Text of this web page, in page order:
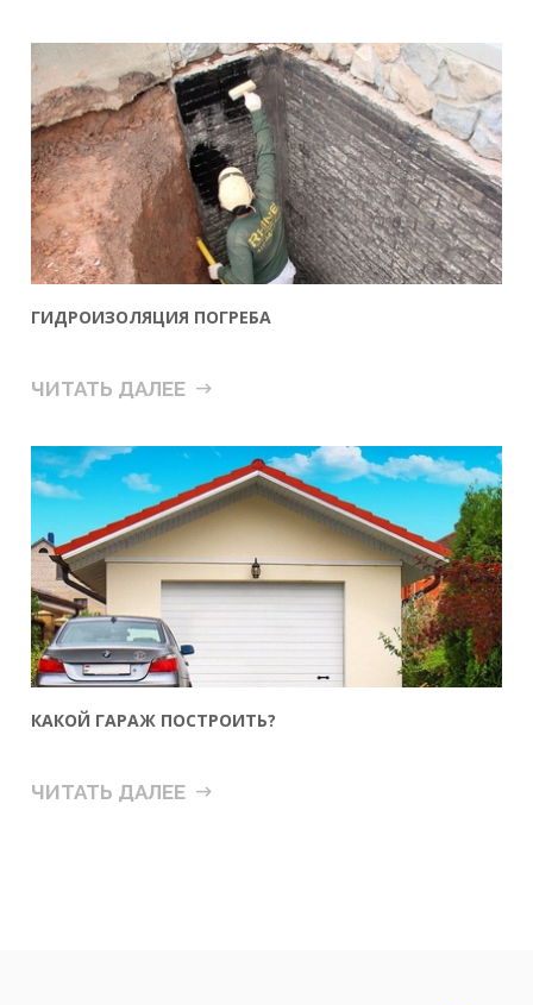
ГИДРОИЗОЛЯЦИЯ ПОГРЕБА
ЧИТАТЬ ДАЛЕЕ
КАКОЙ ГАРАЖ ПОСТРОИТЬ?
ЧИТАТЬ ДАЛЕЕ